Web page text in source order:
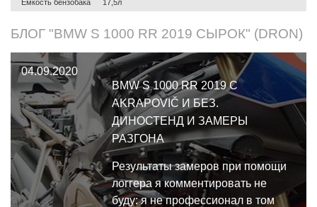
Емкость бензобака 17,5л
БЛОГ "BMW S 1000 RR 2019 СЫРОК" (DRON)
04.09.2020
BMW S 1000 RR 2019 С
AKRAPOVIČ И БЕЗ.
ДИНОСТЕНД И ЗАМЕРЫ
РАЗГОНА
Результаты замеров при помощи
логгера я комментировать не
буду: я не профессионал в том